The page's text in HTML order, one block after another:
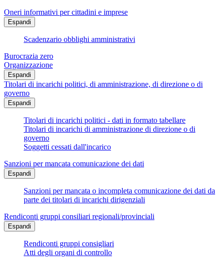
Oneri informativi per cittadini e imprese
Espandi
Scadenzario obblighi amministrativi
Burocrazia zero
Organizzazione
Espandi
Titolari di incarichi politici, di amministrazione, di direzione o di
governo
Espandi
Titolari di incarichi politici - dati in formato tabellare
Titolari di incarichi di amministrazione di direzione o di
governo
Soggetti cessati dall'incarico
Sanzioni per mancata comunicazione dei dati
Espandi
Sanzioni per mancata o incompleta comunicazione dei dati da
parte dei titolari di incarichi dirigenziali
Rendiconti gruppi consiliari regionali/provinciali
Espandi
Rendiconti gruppi consigliari
Atti degli organi di controllo